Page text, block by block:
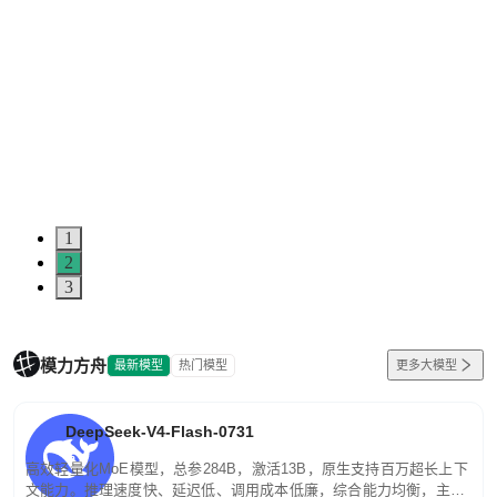
1
2
3
模力方舟 最新模型 热门模型 更多大模型
DeepSeek-V4-Flash-0731
高效轻量化MoE模型，总参284B，激活13B，原生支持百万超长上下
文能力。推理速度快、延迟低、调用成本低廉，综合能力均衡，主打